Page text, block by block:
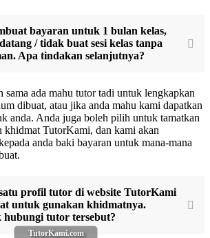
TutorKami.com
bayaran untuk 1 bulan kelas,
/ tidak buat sesi kelas tanpa
Apa tindakan selanjutnya?
ada mahu tutor tadi untuk lengkapkan
dibuat, atau jika anda mahu kami dapatkan
anda. Anda juga boleh pilih untuk tamatkan
khidmat TutorKami, dan kami akan
anda baki bayaran untuk mana-mana
profil tutor di website TutorKami
untuk gunakan khidmatnya.
hubungi tutor tersebut?